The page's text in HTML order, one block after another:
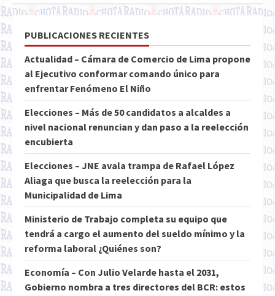
PUBLICACIONES RECIENTES
Actualidad – Cámara de Comercio de Lima propone
al Ejecutivo conformar comando único para
enfrentar Fenómeno El Niño
Elecciones – Más de 50 candidatos a alcaldes a
nivel nacional renuncian y dan paso a la reelección
encubierta
Elecciones – JNE avala trampa de Rafael López
Aliaga que busca la reelección para la
Municipalidad de Lima
Ministerio de Trabajo completa su equipo que
tendrá a cargo el aumento del sueldo mínimo y la
reforma laboral ¿Quiénes son?
Economía – Con Julio Velarde hasta el 2031,
Gobierno nombra a tres directores del BCR: estos